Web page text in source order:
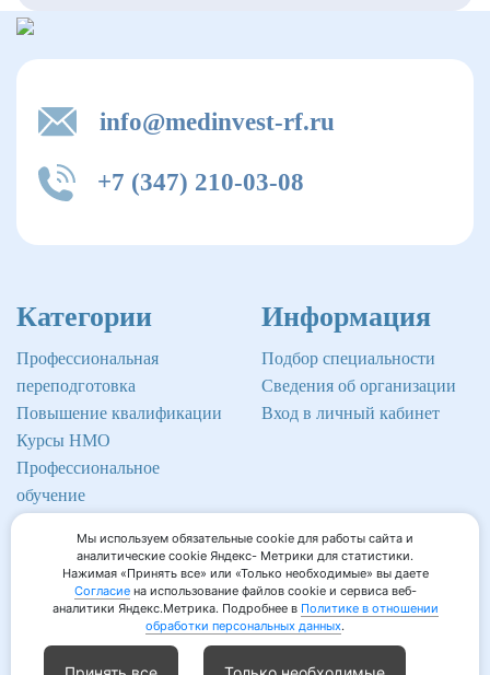
info@medinvest-rf.ru
+7 (347) 210-03-08
Категории
Профессиональная
переподготовка
Повышение квалификации
Курсы НМО
Профессиональное
обучение
Информация
Подбор специальности
Сведения об организации
Вход в личный кабинет
©2026 Институт профессионального образования
Мед-Инвест
Мы используем обязательные cookie для работы сайта и
аналитические cookie Яндекс- Метрики для статистики.
Нажимая «Принять все» или «Только необходимые» вы даете
Согласиена использование файлов cookie и сервиса веб-
аналитики Яндекс.Метрика. Подробнее в Политике в отношении
обработки персональных данных.